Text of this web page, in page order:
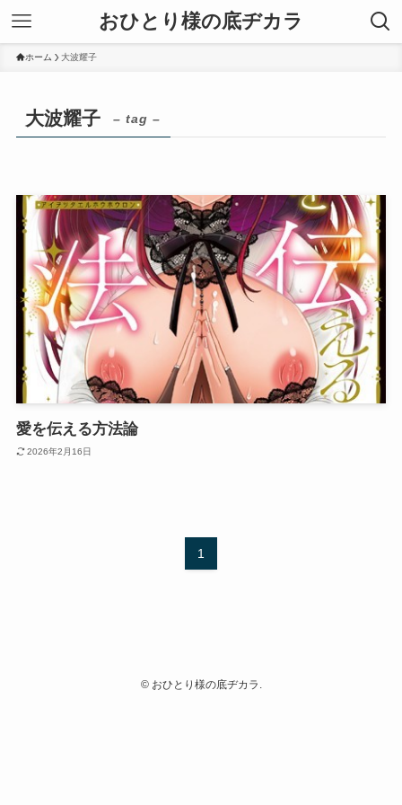
おひとり様の底ヂカラ
ホーム 大波耀子
大波耀子 – tag –
愛を伝える方法論
2026年2月16日
1
©おひとり様の底ヂカラ.